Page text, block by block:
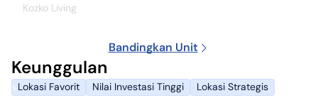
Kozko
Pusaka
Mas
Kozko Living
Bandingkan Unit
Keunggulan
Lokasi Favorit Nilai Investasi Tinggi Lokasi Strategis